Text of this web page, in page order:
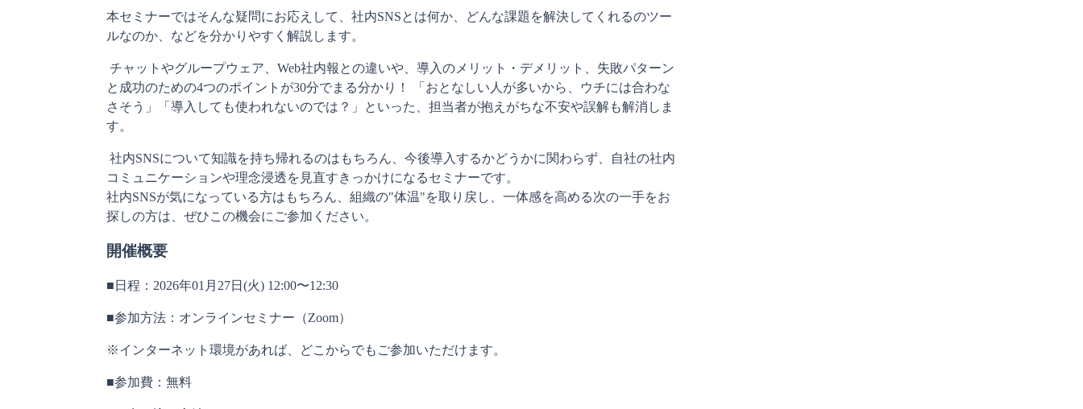
本セミナーではそんな疑問にお応えして、社内SNSとは何か、どんな課題を解決してくれるのツー
ルなのか、などを分かりやすく解説します。
と成功のための4つのポイントが30分でまる分かり！ 「おとなしい人が多いから、ウチには合わな
さそう」「導入しても使われないのでは？」といった、担当者が抱えがちな不安や誤解も解消しま
す。
コミュニケーションや理念浸透を見直すきっかけになるセミナーです。
社内SNSが気になっている方はもちろん、組織の"体温"を取り戻し、一体感を高める次の一手をお
探しの方は、ぜひこの機会にご参加ください。
開催概要
■日程：2026年01月27日(火) 12:00〜12:30
■参加方法：オンラインセミナー（Zoom）
※インターネット環境があれば、どこからでもご参加いただけます。
■参加費：無料